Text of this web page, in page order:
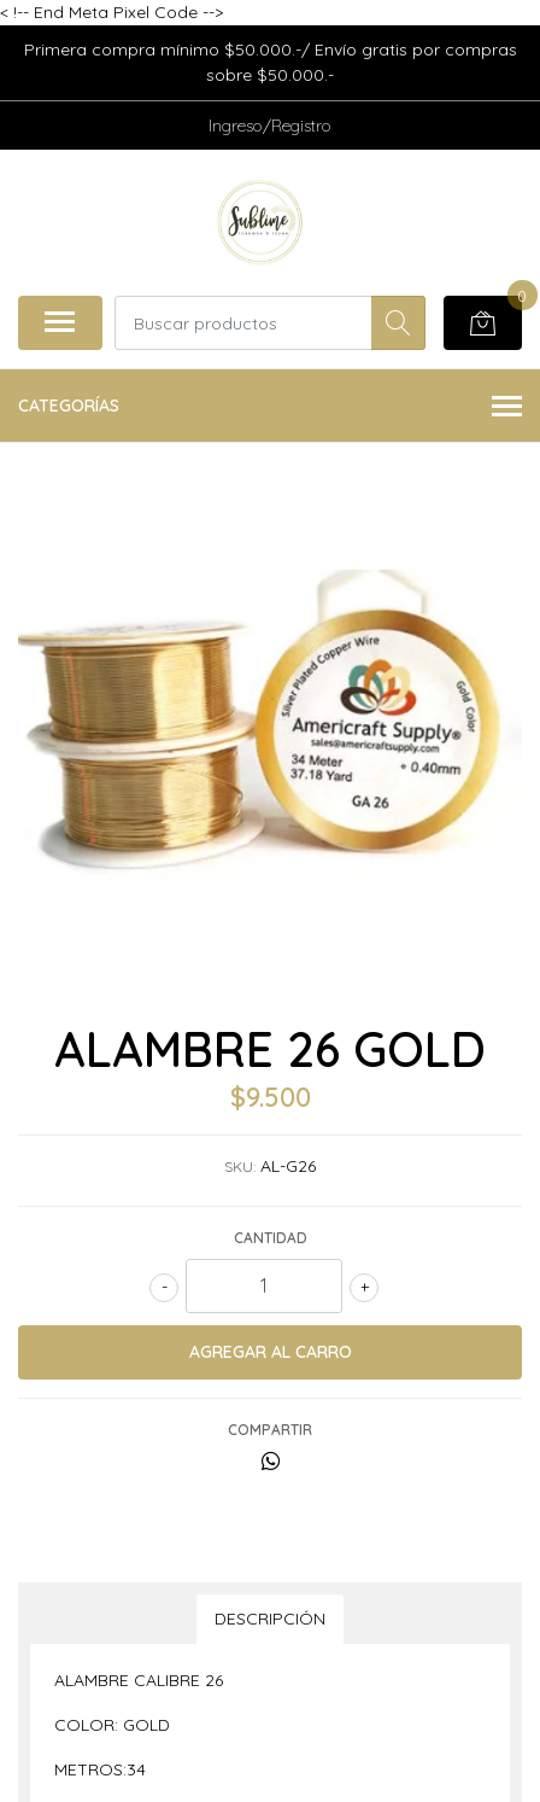
< !-- End Meta Pixel Code -->
Primera compra mínimo $50.000.-/ Envío gratis por compras
sobre $50.000.-
Ingreso/Registro
0
CATEGORÍAS
ALAMBRE 26 GOLD
$9.500
SKU: AL-G26
CANTIDAD
+
-
COMPARTIR
DESCRIPCIÓN
ALAMBRE CALIBRE 26
COLOR: GOLD
METROS:34